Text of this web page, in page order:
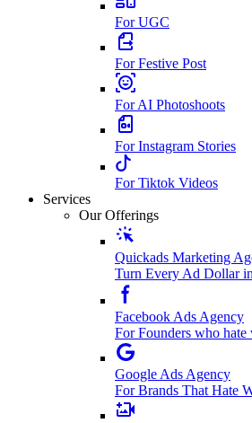
For UGC
For Festive Post
For AI Photoshoots
For Instagram Stories
For Tiktok Videos
Services
Our Offerings
Quickads Marketing
Turn Every Ad Dollar
Facebook Ads Agency
For Founders who hate
Google Ads Agency
For Brands That Hate